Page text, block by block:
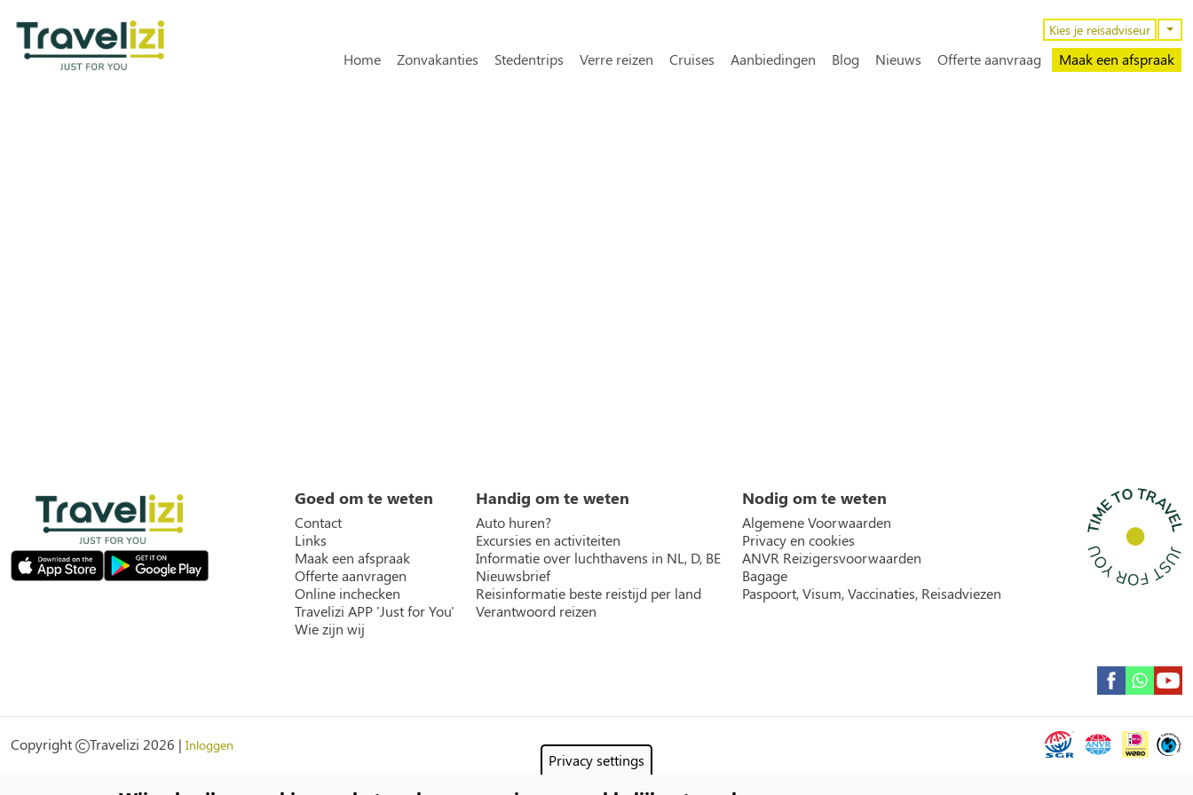
Privacy settings
Kies je reisadviseur
Hoofdnavigatie
Home Zonvakanties Stedentrips Verre reizen Cruises Aanbiedingen Blog Nieuws Offerte aanvraag Maak een afspraak
Goed om te weten
Contact
Links
Maak een afspraak
Offerte aanvragen
Online inchecken
Travelizi APP 'Just for You'
Wie zijn wij
Handig om te weten
Auto huren?
Excursies en activiteiten
Informatie over luchthavens in NL, D, BE
Nieuwsbrief
Reisinformatie beste reistijd per land
Verantwoord reizen
Nodig om te weten
Algemene Voorwaarden
Privacy en cookies
ANVR Reizigersvoorwaarden
Bagage
Paspoort, Visum, Vaccinaties, Reisadviezen
Copyright Travelizi 2026 | Inloggen Garantie icons